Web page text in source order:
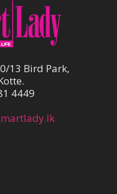
13 Bird Park,
4449